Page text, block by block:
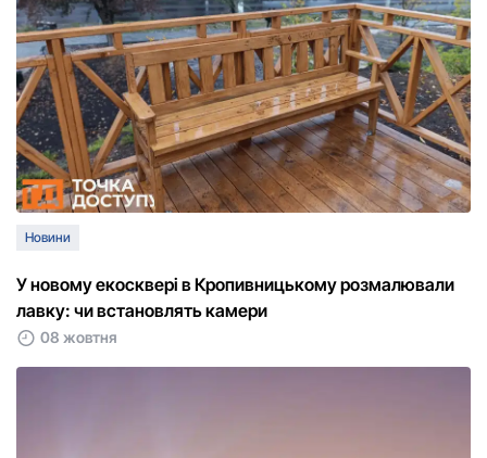
Новини
У новому екосквері в Кропивницькому розмалювали
лавку: чи встановлять камери
08 жовтня